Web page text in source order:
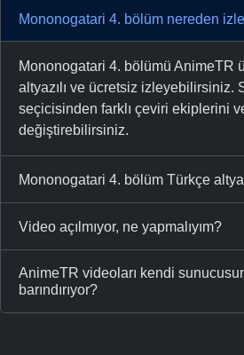
Mononogatari 4. bölüm nereden
Mononogatari 4. bölümü AnimeTR
altyazılı ve ücretsiz izleyebilirsiniz.
seçicisinden farklı çeviri ekiplerini
değiştirebilirsiniz.
Mononogatari 4. bölüm Türkçe
Video açılmıyor, ne yapmalıyım?
AnimeTR videoları kendi
barındırıyor?